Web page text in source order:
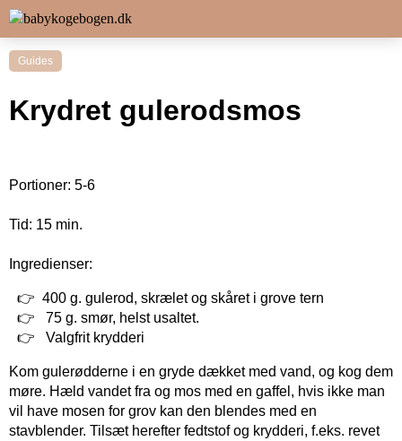
Guides
Krydret gulerodsmos
Portioner: 5-6
Tid: 15 min.
Ingredienser:
400 g. gulerod, skrælet og skåret i grove tern
75 g. smør, helst usaltet.
Valgfrit krydderi
Kom gulerødderne i en gryde dækket med vand, og kog dem
møre. Hæld vandet fra og mos med en gaffel, hvis ikke man
vil have mosen for grov kan den blendes med en
stavblender. Tilsæt herefter fedtstof og krydderi, f.eks. revet